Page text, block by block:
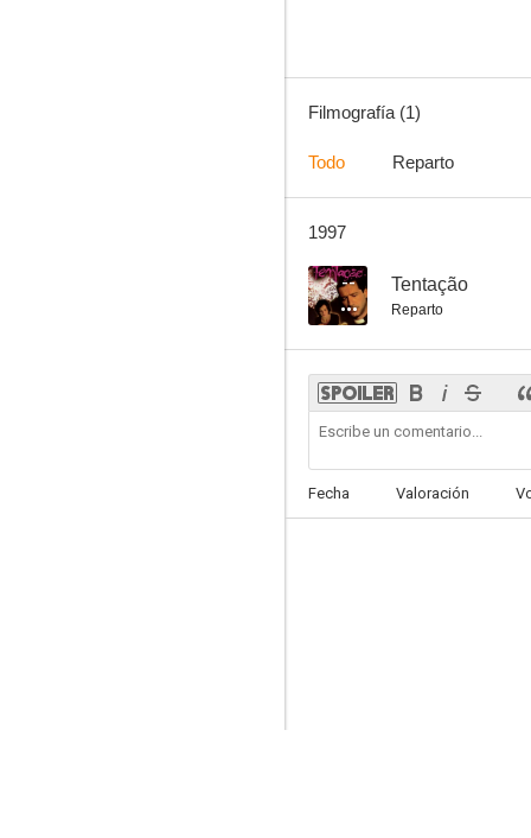
Filmografía (1)
Todo Reparto
1997
-- Tentação
Reparto
Fecha Valoración